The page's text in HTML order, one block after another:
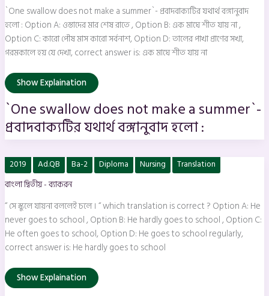
`One swallow does not make a summer`- প্রবাদবাক্যটির যথার্থ বঙ্গানুবাদ
হলো : Option A: ওস্তাদের মার শেষ রাতে , Option B: এক মাঘে শীত যায় না ,
Option C: কারো পৌষ মাস কারো সর্বনাশ, Option D: তালের পাখা প্রাণের সখা,
গরমকালে হয় যে দেখা, correct answer is: এক মাঘে শীত যায় না
a
summer`-
প্রবাদবাক্যটির
যথার্থ
বঙ্গানুবাদ
হলো
:
Show Explaination
`One swallow does not make a summer`-
প্রবাদবাক্যটির যথার্থ বঙ্গানুবাদ হলো :
2019 Ad.QB Ba-2 Diploma Nursing
Translation
বাংলা দ্বিতীয় - ব্যাকরন
“ সে স্কুলে যায়না বললেই চলে । “ which translation is correct ? Option A: He
never goes to school , Option B: He hardly goes to school , Option C:
He often goes to school, Option D: He goes to school regularly,
correct answer is: He hardly goes to school
“
সে
স্কুলে
যায়না
চলে
।
“
which
translation
is
correct
Show Explaination